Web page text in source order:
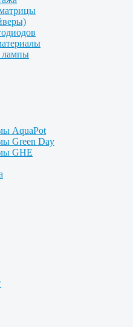
лампы
AquaPot
Green Day
GHE